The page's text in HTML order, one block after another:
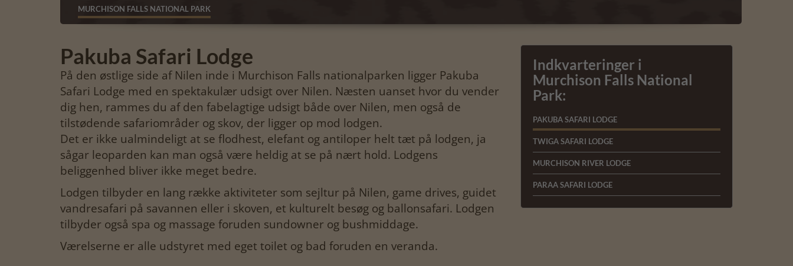
MURCHISON FALLS NATIONAL PARK
Pakuba Safari Lodge
På den østlige side af Nilen inde i Murchison Falls nationalparken ligger Pakuba
Safari Lodge med en spektakulær udsigt over Nilen. Næsten uanset hvor du vender
dig hen, rammes du af den fabelagtige udsigt både over Nilen, men også de
tilstødende safariområder og skov, der ligger op mod lodgen.
Det er ikke ualmindeligt at se flodhest, elefant og antiloper helt tæt på lodgen, ja
sågar leoparden kan man også være heldig at se på nært hold. Lodgens
beliggenhed bliver ikke meget bedre.
Lodgen tilbyder en lang række aktiviteter som sejltur på Nilen, game drives, guidet
vandresafari på savannen eller i skoven, et kulturelt besøg og ballonsafari. Lodgen
tilbyder også spa og massage foruden sundowner og bushmiddage.
Værelserne er alle udstyret med eget toilet og bad foruden en veranda.
Indkvarteringer i
Murchison Falls National
Park:
PAKUBA SAFARI LODGE
TWIGA SAFARI LODGE
MURCHISON RIVER LODGE
PARAA SAFARI LODGE